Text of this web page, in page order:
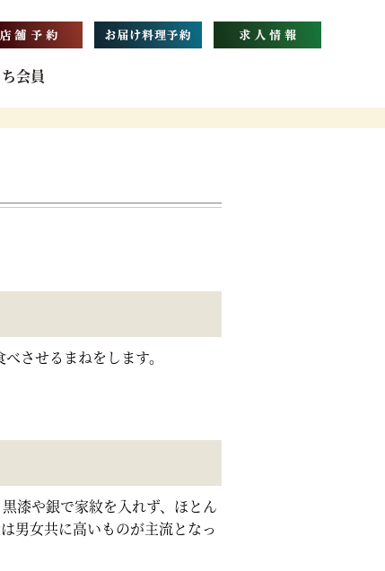
会員
させるまねをします。
漆や銀で家紋を入れず、ほとん
男女共に高いものが主流となっ